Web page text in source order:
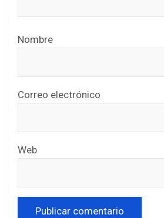
Nombre
Correo electrónico
Web